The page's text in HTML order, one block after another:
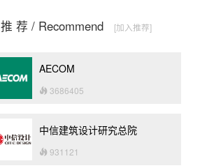
推 荐 / Recommend [加入推荐]
AECOM
3686405
中信建筑设计研究总院
931121